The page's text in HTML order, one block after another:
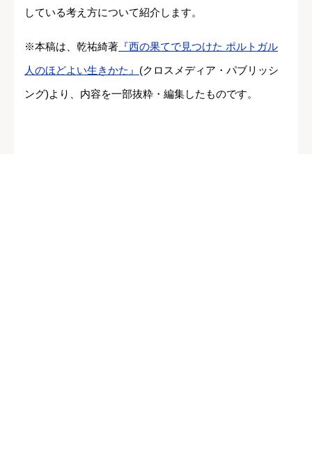
している考え方について紹介します。
※本稿は、乾祐綺著 『西の果てで見つけた ポルトガル
人のほどよい生きかた』 (クロスメディア・パブリッシ
ング)より、内容を一部抜粋・編集したものです。